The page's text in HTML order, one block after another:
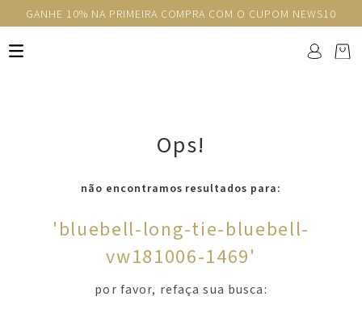
GANHE 10% NA PRIMEIRA COMPRA COM O CUPOM NEWS10
Ops!
não encontramos resultados para:
'bluebell-long-tie-bluebell-
vw181006-1469'
por favor, refaça sua busca: